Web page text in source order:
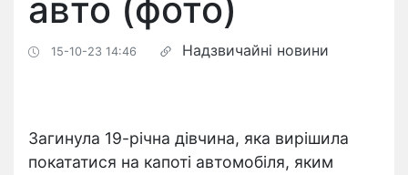
авто (фото)
15-10-23 14:46 Надзвичайні новини
Загинула 19-річна дівчина, яка вирішила
покататися на капоті автомобіля, яким